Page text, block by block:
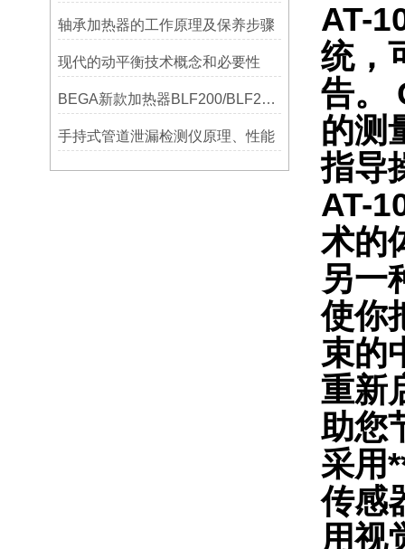
轴承加热器的工作原理及保养步骤
现代的动平衡技术概念和必要性
BEGA新款加热器BLF200/BLF201/BLF202参数选型表
手持式管道泄漏检测仪原理、性能
AT-
统，
告。
的测
指导
AT-
术的
另一
使你
束的
重新
助您
采用
传感
用视